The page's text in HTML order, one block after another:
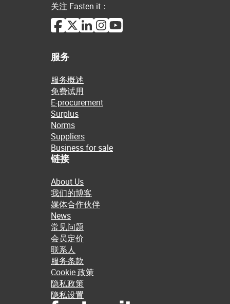
关注 Fasten.it：
服务
服务概述
免费试用
E-procurement
Surplus
Norms
Suppliers
Business for sale
链接
About Us
我们的博客
媒体合作伙伴
News
常见问题
会员定价
联系人
服务条款
Cookie 政策
隐私政策
隐私设置